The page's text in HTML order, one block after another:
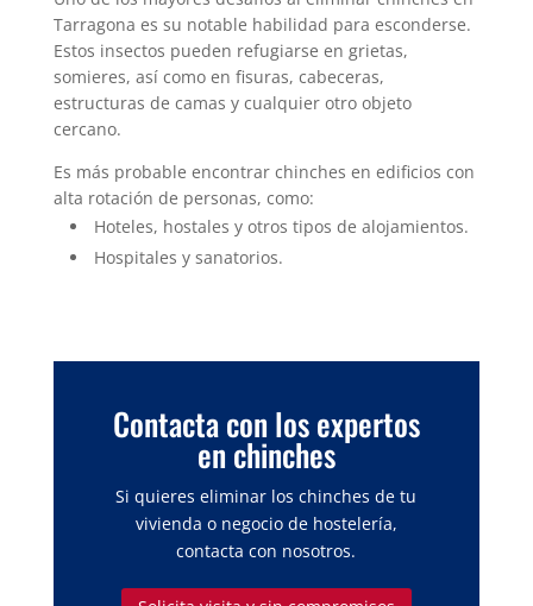
Tarragona es su notable habilidad para esconderse.
Estos insectos pueden refugiarse en grietas,
somieres, así como en fisuras, cabeceras,
estructuras de camas y cualquier otro objeto
cercano.
Es más probable encontrar chinches en edificios con
alta rotación de personas, como:
Hoteles, hostales y otros tipos de alojamientos.
Hospitales y sanatorios.
Contacta con los expertos
en chinches
Si quieres eliminar los chinches de tu
vivienda o negocio de hostelería,
contacta con nosotros.